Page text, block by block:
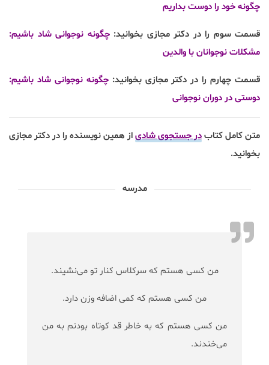
چگونه خود را دوست بداریم
قسمت سوم را در دکتر مجازی بخوانید:چگونه نوجوانی شاد باشیم:
مشکلات نوجوانان با والدین
قسمت چهارم را در دکتر مجازی بخوانید:چگونه نوجوانی شاد باشیم:
دوستی در دوران نوجوانی
متن کامل کتابدر جستجوی شادیاز همین نویسنده را در دکتر مجازی
بخوانید.
مدرسه
من كسی هستم كه سركلاس كنار تو می‌نشیند.
من كسی هستم كه كمی اضافه وزن دارد.
من كسی هستم كه به خاطر قد كوتاه بودنم به من
می‌خندند.